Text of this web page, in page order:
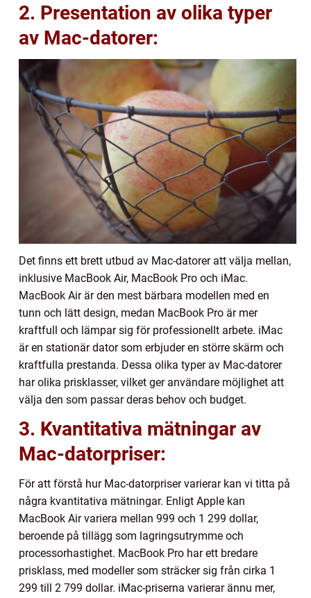
2. Presentation av olika typer
av Mac-datorer:
Det finns ett brett utbud av Mac-datorer att välja mellan,
inklusive MacBook Air, MacBook Pro och iMac.
MacBook Air är den mest bärbara modellen med en
tunn och lätt design, medan MacBook Pro är mer
kraftfull och lämpar sig för professionellt arbete. iMac
är en stationär dator som erbjuder en större skärm och
kraftfulla prestanda. Dessa olika typer av Mac-datorer
har olika prisklasser, vilket ger användare möjlighet att
välja den som passar deras behov och budget.
3. Kvantitativa mätningar av
Mac-datorpriser:
För att förstå hur Mac-datorpriser varierar kan vi titta på
några kvantitativa mätningar. Enligt Apple kan
MacBook Air variera mellan 999 och 1 299 dollar,
beroende på tillägg som lagringsutrymme och
processorhastighet. MacBook Pro har ett bredare
prisklass, med modeller som sträcker sig från cirka 1
299 till 2 799 dollar. iMac-priserna varierar ännu mer,